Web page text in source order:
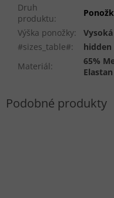
Druh
produktu:
Výška ponožky:
Vysoká
#sizes_table#:
hidden
Materiál:
65%
Elastan